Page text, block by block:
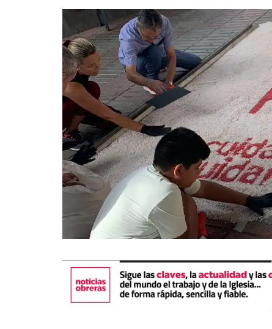
Laboral
La mundialización
El amor en el mundo
Los empobrecidos por el
mundo
Radio — Mundo obrero hoy
Vidas precarias
Libro
Cine
Dos minutos
Aplicaciones
Música
Poesía
Relato